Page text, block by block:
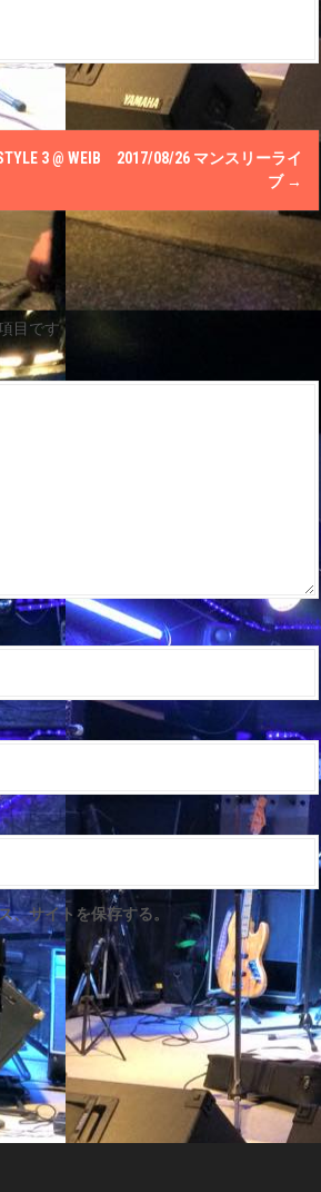
3 @ WEIΒ 2017/08/26 マンスリーライ
ブ →
目です
、サイトを保存する。